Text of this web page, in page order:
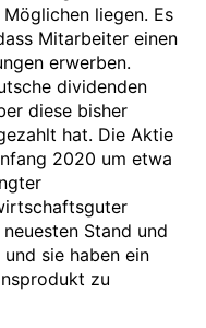
liegen. Es
Mitarbeiter einen
erwerben.
dividenden
diese bisher
hat. Die Aktie
2020 um etwa
Stand und
sie haben ein
zu